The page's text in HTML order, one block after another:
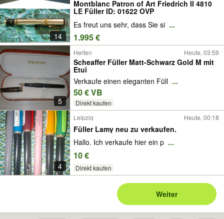
14
Montblanc Patron of Art Friedrich II 4810
LE Füller ID: 01622 OVP
Es freut uns sehr, dass Sie si ...
1.995 €
5
Herten Heute, 03:59
Scheaffer Füller Matt-Schwarz Gold M mit
Etui
​Verkaufe einen eleganten Füll ...
50 € VB
Direkt kaufen
4
Leipzig Heute, 00:18
Füller Lamy neu zu verkaufen.
Hallo. Ich verkaufe hier ein p ...
10 €
Direkt kaufen
Weiter